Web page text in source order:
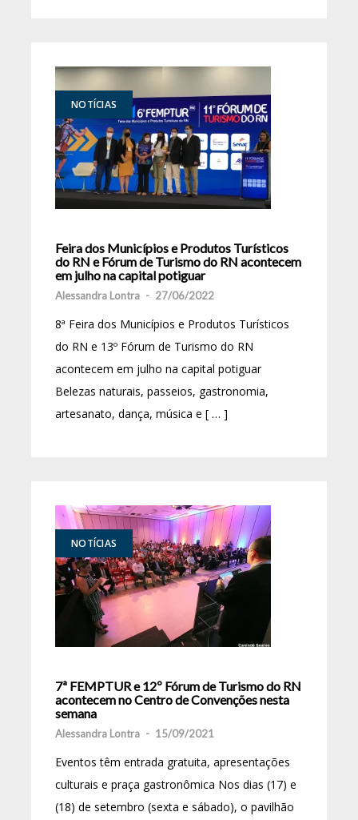
NOTÍCIAS
Feira dos Municípios e Produtos Turísticos
do RN e Fórum de Turismo do RN acontecem
em julho na capital potiguar
Alessandra Lontra - 27/06/2022
8ª Feira dos Municípios e Produtos Turísticos
do RN e 13º Fórum de Turismo do RN
acontecem em julho na capital potiguar
Belezas naturais, passeios, gastronomia,
artesanato, dança, música e [ … ]
NOTÍCIAS
7ª FEMPTUR e 12º Fórum de Turismo do RN
acontecem no Centro de Convenções nesta
semana
Alessandra Lontra - 15/09/2021
Eventos têm entrada gratuita, apresentações
culturais e praça gastronômica Nos dias (17) e
(18) de setembro (sexta e sábado), o pavilhão